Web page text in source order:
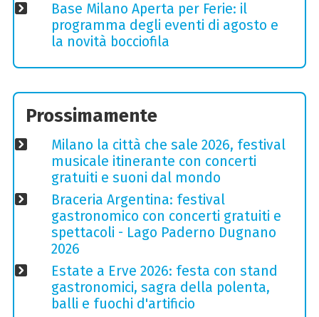
Base Milano Aperta per Ferie: il
programma degli eventi di agosto e
la novità bocciofila
Prossimamente
Milano la città che sale 2026, festival
musicale itinerante con concerti
gratuiti e suoni dal mondo
Braceria Argentina: festival
gastronomico con concerti gratuiti e
spettacoli - Lago Paderno Dugnano
2026
Estate a Erve 2026: festa con stand
gastronomici, sagra della polenta,
balli e fuochi d'artificio